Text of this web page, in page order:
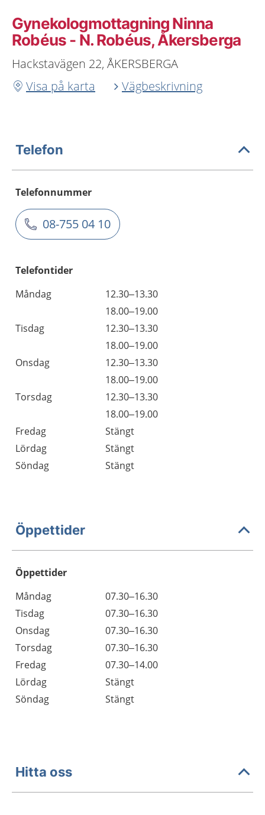
Gynekologmottagning Ninna
Robéus - N. Robéus, Åkersberga
Hackstavägen 22, ÅKERSBERGA
Visa på karta
Vägbeskrivning
Telefon
Telefonnummer
08-755 04 10
Telefontider
Måndag
12.30–13.30
18.00–19.00
Tisdag
12.30–13.30
18.00–19.00
Onsdag
12.30–13.30
18.00–19.00
Torsdag
12.30–13.30
18.00–19.00
Fredag
Stängt
Lördag
Stängt
Söndag
Stängt
Öppettider
Öppettider
Dag
Öppettider
Kommentarer
Måndag
07.30–16.30
Tisdag
07.30–16.30
Onsdag
07.30–16.30
Torsdag
07.30–16.30
Fredag
07.30–14.00
Lördag
Stängt
Söndag
Stängt
Hitta oss